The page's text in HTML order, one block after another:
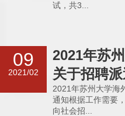
试，共3...
09
2021/02
2021年苏
关于招聘
2021年苏州大学海
通知根据工作需要
向社会招...